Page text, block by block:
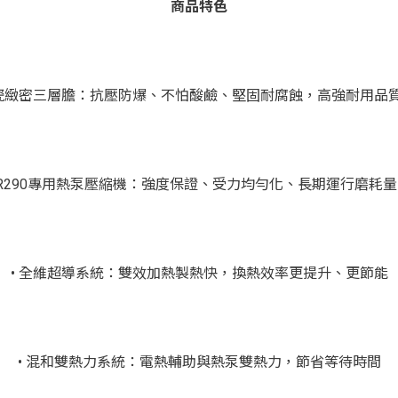
商品特色
緻密三層膽：抗壓防爆、不怕酸鹼、堅固耐腐蝕，高強耐用品
專用熱泵壓縮機：強度保證、受力均勻化、長期運行磨耗
• 全維超導系統：雙效加熱製熱快，換熱效率更提升、更節能
• 混和雙熱力系統：電熱輔助與熱泵雙熱力，節省等待時間